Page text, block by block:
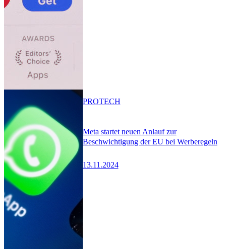
Meta startet neuen Anlauf zur
Beschwichtigung der EU bei Werberegeln
13.11.2024
PROTECH